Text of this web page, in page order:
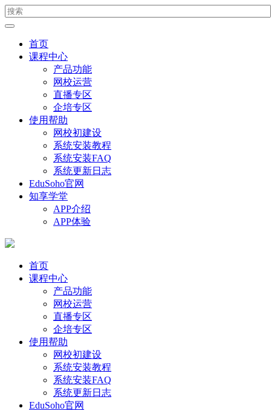
首页
课程中心
产品功能
网校运营
直播专区
企培专区
使用帮助
网校初建设
系统安装教程
系统安装FAQ
系统更新日志
EduSoho官网
知享学堂
APP介绍
APP体验
首页
课程中心
产品功能
网校运营
直播专区
企培专区
使用帮助
网校初建设
系统安装教程
系统安装FAQ
系统更新日志
EduSoho官网